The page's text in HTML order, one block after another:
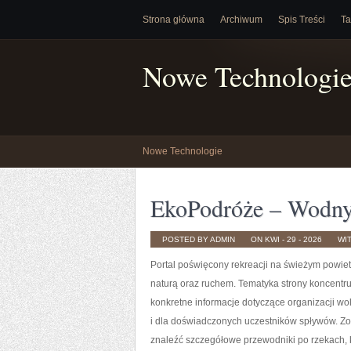
Strona główna Archiwum Spis Treści
Nowe
Nowe Technologie
EkoPodróże –
POSTED BY ADMIN ON KWI - 29 - 2026
Portal poświęcony rekreacji na świeżym
naturą oraz ruchem. Tematyka strony
konkretne informacje dotyczące organizacji
i dla doświadczonych uczestników spływów.
znaleźć szczegółowe przewodniki po